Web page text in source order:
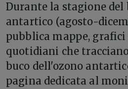
Durante la stagione del
antartico (agosto-
pubblica mappe,
quotidiani che
buco dell'ozono
pagina dedicata al